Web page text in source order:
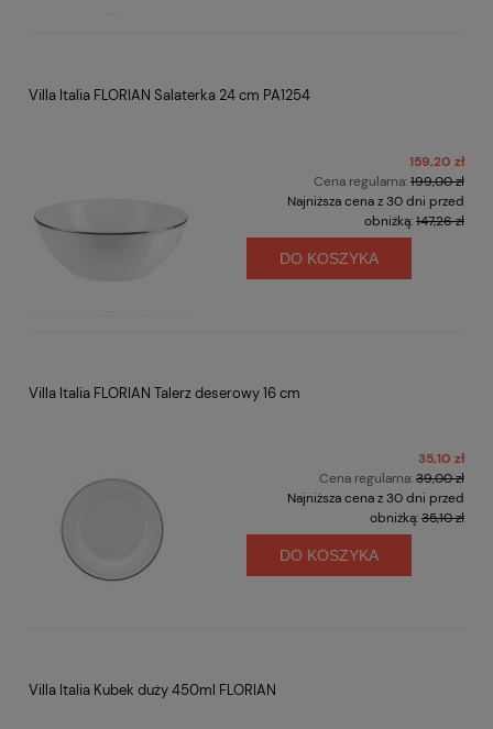
Villa Italia FLORIAN Salaterka 24 cm PA1254
159,20 zł
Cena regularna:199,00 zł
Najniższa cena z 30 dni przed
obniżką:147,26 zł
DO KOSZYKA
Villa Italia FLORIAN Talerz deserowy 16 cm
35,10 zł
Cena regularna:39,00 zł
Najniższa cena z 30 dni przed
obniżką:35,10 zł
DO KOSZYKA
Villa Italia Kubek duży 450ml FLORIAN